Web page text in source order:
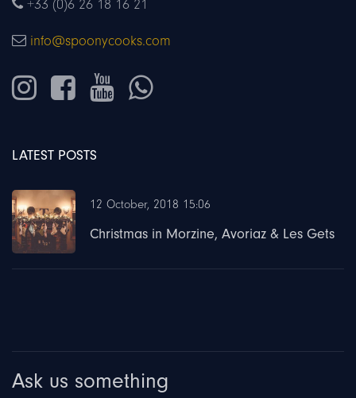
+33 (0)6 26 18 16 21
info@spoonycooks.com
LATEST POSTS
12 October, 2018 15:06
Christmas in Morzine, Avoriaz & Les Gets
Ask us something